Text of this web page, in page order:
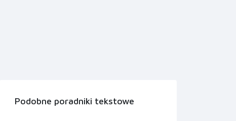
Podobne poradniki tekstowe